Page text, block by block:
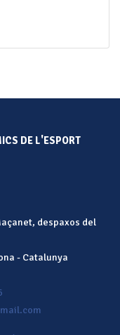
DE L'ESPORT
despaxos del
- Catalunya